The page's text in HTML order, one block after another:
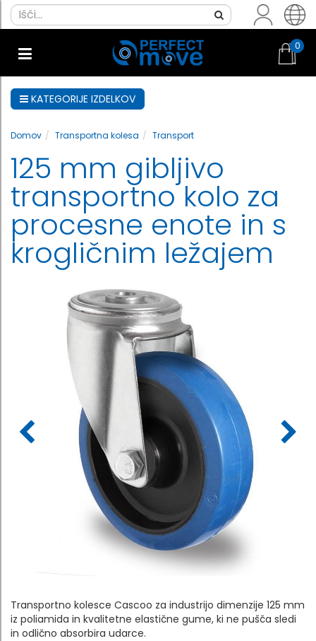
0
KATEGORIJE IZDELKOV
Domov Transportna kolesa Transport
125 mm gibljivo
transportno kolo za
procesne enote in s
krogličnim ležajem
Transportno kolesce Cascoo za industrijo dimenzije 125 mm
iz poliamida in kvalitetne elastične gume, ki ne pušča sledi
in odlično absorbira udarce.